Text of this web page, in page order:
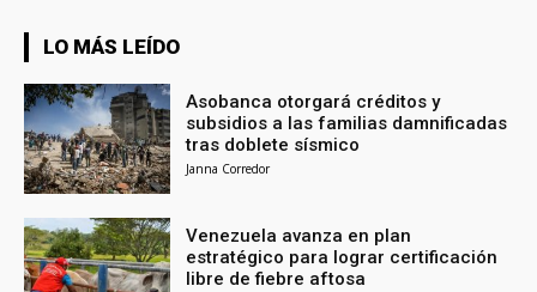
LO MÁS LEÍDO
Asobanca otorgará créditos y
subsidios a las familias damnificadas
tras doblete sísmico
Janna Corredor
Venezuela avanza en plan
estratégico para lograr certificación
libre de fiebre aftosa